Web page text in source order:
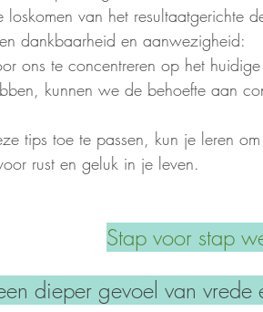
loskomen van het resultaatgerichte
dankbaarheid en aanwezigheid:
kunnen we de behoefte aan
tips toe te passen, kun je leren om
rust en geluk in je leven.
Stap voor stap
dieper gevoel van